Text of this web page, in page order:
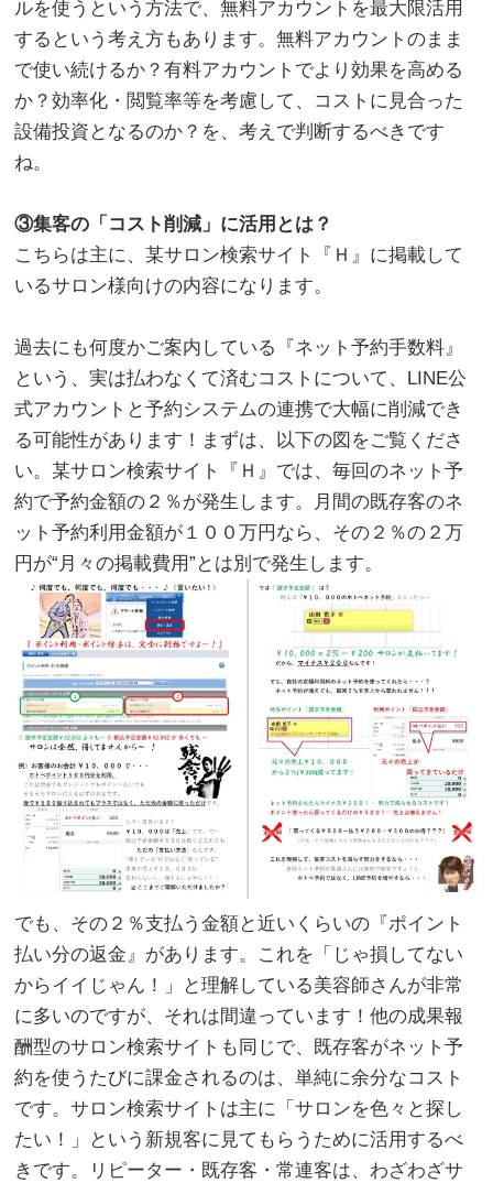
ルを使うという方法で、無料アカウントを最大限活用
するという考え方もあります。無料アカウントのまま
で使い続けるか？有料アカウントでより効果を高める
か？効率化・閲覧率等を考慮して、コストに見合った
設備投資となるのか？を、考えで判断するべきです
ね。
③集客の「コスト削減」に活用とは？
こちらは主に、某サロン検索サイト『Ｈ』に掲載して
いるサロン様向けの内容になります。
過去にも何度かご案内している『ネット予約手数料』
という、実は払わなくて済むコストについて、LINE公
式アカウントと予約システムの連携で大幅に削減でき
る可能性があります！まずは、以下の図をご覧くださ
い。某サロン検索サイト『Ｈ』では、毎回のネット予
約で予約金額の２％が発生します。月間の既存客のネ
ット予約利用金額が１００万円なら、その２％の２万
円が“月々の掲載費用”とは別で発生します。
でも、その２％支払う金額と近いくらいの『ポイント
払い分の返金』があります。これを「じゃ損してない
からイイじゃん！」と理解している美容師さんが非常
に多いのですが、それは間違っています！他の成果報
酬型のサロン検索サイトも同じで、既存客がネット予
約を使うたびに課金されるのは、単純に余分なコスト
です。サロン検索サイトは主に「サロンを色々と探し
たい！」という新規客に見てもらうために活用するべ
きです。リピーター・既存客・常連客は、わざわざサ